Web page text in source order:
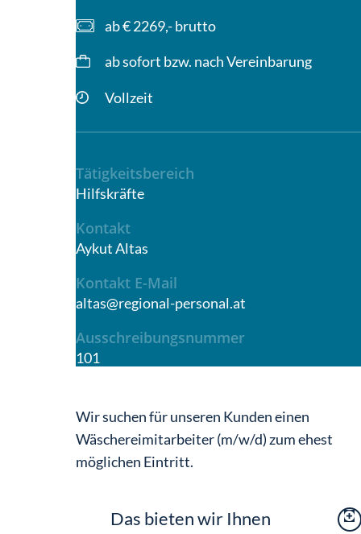
ab € 2269,- brutto
ab sofort bzw. nach Vereinbarung
Vollzeit
Tätigkeitsbereich
Hilfskräfte
Kontakt
Aykut Altas
Kontakt E-Mail
altas@regional-personal.at
Ausschreibungsnummer
101
Wir suchen für unseren Kunden einen
Wäschereimitarbeiter (m/w/d) zum ehest
möglichen Eintritt.
Das bieten wir Ihnen